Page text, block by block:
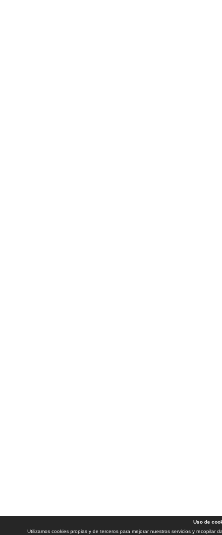
Uso de
Utilizamos cookies propias y de terceros para mejorar nuestros servicios y